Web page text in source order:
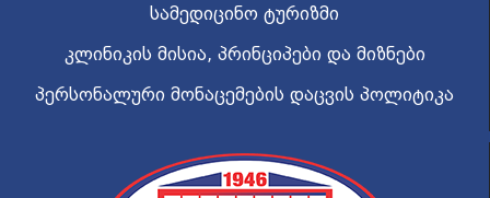
სამედიცინო ტურიზმი
კლინიკის მისია, პრინციპები და მიზნები
პერსონალური მონაცემების დაცვის პოლიტიკა